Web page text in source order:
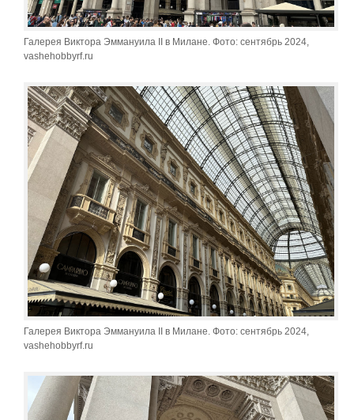
Галерея Виктора Эммануила II в Милане. Фото: сентябрь 2024,
vashehobbyrf.ru
Галерея Виктора Эммануила II в Милане. Фото: сентябрь 2024,
vashehobbyrf.ru